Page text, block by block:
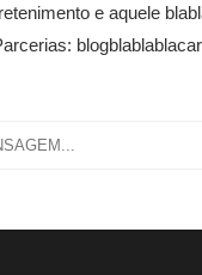
e aquele